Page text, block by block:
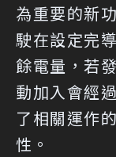
為重要的新
駛在設定完
餘電量，若
動加入會經
了相關運作
性。